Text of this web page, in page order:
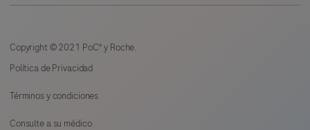
Copyright © 2021 PoC® y Roche.
Política de Privacidad
Términos y condiciones
Consulte a su médico